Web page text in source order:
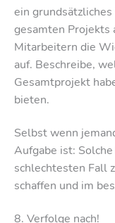
ein
gesamten Projekts
Mitarbeitern die
auf. Beschreibe,
Gesamtprojekt
bieten.
Selbst wenn
Aufgabe ist:
schlechtesten Fall
schaffen und im
8. Verfolge nach!